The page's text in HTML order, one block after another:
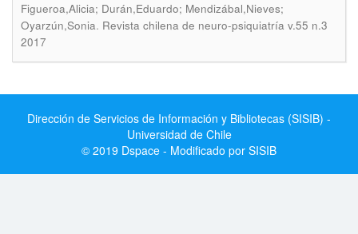
Figueroa,Alicia; Durán,Eduardo; Mendizábal,Nieves;
Oyarzún,Sonia. Revista chilena de neuro-psiquiatría v.55 n.3
2017
Dirección de Servicios de Información y Bibliotecas (SISIB) -
Universidad de Chile
© 2019 Dspace - Modificado por SISIB